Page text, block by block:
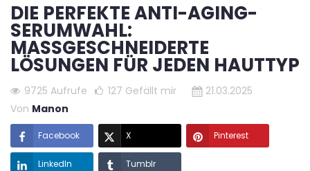
DIE PERFEKTE ANTI-AGING-
SERUMWAHL:
MASSGESCHNEIDERTE L
ÖSUNGEN FÜR JEDEN HAUTTYP
9725 Aufrufe 127 Gefällt mir
21.03.2025
Von Manon
Facebook X Pinterest
LinkedIn Tumblr